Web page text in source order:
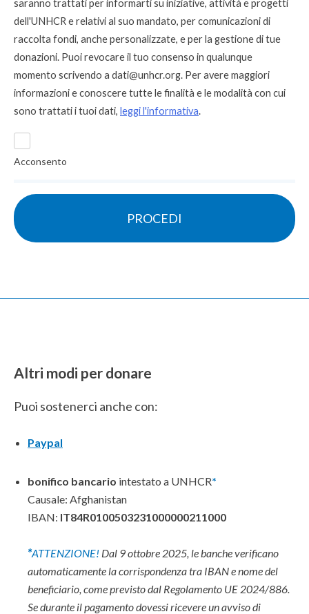
saranno trattati per informarti su iniziative, attività e progetti
dell'UNHCR e relativi al suo mandato, per comunicazioni di
raccolta fondi, anche personalizzate, e per la gestione di tue
donazioni. Puoi revocare il tuo consenso in qualunque
momento scrivendo a dati@unhcr.org. Per avere maggiori
informazioni e conoscere tutte le finalità e le modalità con cui
sono trattati i tuoi dati, leggi l'informativa.
Acconsento
Altri modi per donare
Puoi sostenerci anche con:
Paypal
bonifico bancario intestato a UNHCR*
Causale: Afghanistan
IBAN: IT84R0100503231000000211000
*ATTENZIONE! Dal 9 ottobre 2025, le banche verificano
automaticamente la corrispondenza tra IBAN e nome del
beneficiario, come previsto dal Regolamento UE 2024/886.
Se durante il pagamento dovessi ricevere un avviso di